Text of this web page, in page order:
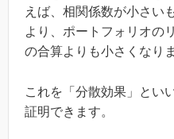
えば、相関係数が小さい
より、ポートフォリオの
の合算よりも小さくなりま
これを「分散効果」とい
証明できます。